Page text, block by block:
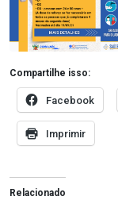
Compartilhe isso:
Facebook
Imprimir
Relacionado